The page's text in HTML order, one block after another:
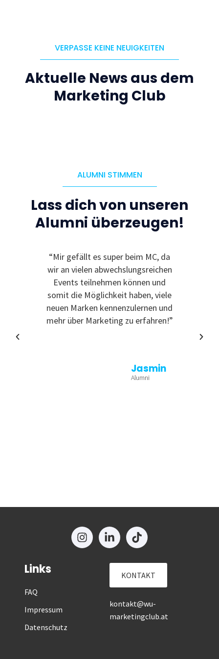
VERPASSE KEINE NEUIGKEITEN
Aktuelle News aus dem
Marketing Club
ALUMNI STIMMEN
Lass dich von unseren
Alumni überzeugen!
“Mir gefällt es super beim MC, da
wir an vielen abwechslungsreichen
Events teilnehmen können und
somit die Möglichkeit haben, viele
neuen Marken kennenzulernen und
mehr über Marketing zu erfahren!”
Jasmin
Alumni
Links
FAQ
Impressum
Datenschutz
KONTAKT
kontakt@wu-
marketingclub.at